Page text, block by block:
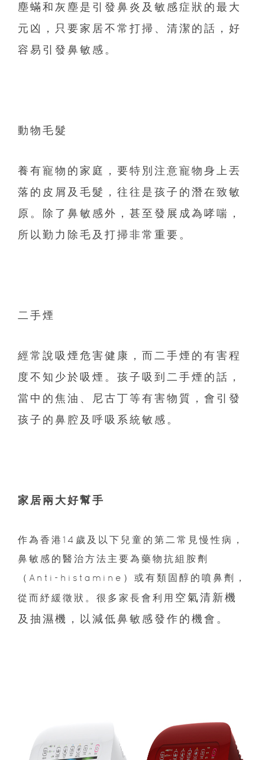
塵蟎和灰塵是引發鼻炎及敏感症狀的最大
元凶，只要家居不常打掃、 清潔的話，好
容易引發鼻敏感。
動物毛髮
養有寵物的家庭，要特別注意寵物身上丟
落的皮屑及毛髮， 往往是孩子的潛在致敏
原。除了鼻敏感外，甚至發展成為哮喘，
所以勤力除毛及打掃非常重要。
二手煙
經常說吸煙危害健康，而二手煙的有害程
度不知少於吸煙。 孩子吸到二手煙的話，
當中的焦油、尼古丁等有害物質， 會引發
孩子的鼻腔及呼吸系統敏感。
家居兩大好幫手
作為香港14歲及以下兒童的第二常見慢性病，
鼻敏感的醫治方法主要為藥物抗組胺劑
（Anti-histamine）或有類固醇的噴鼻劑，
從而紓緩徵狀。很多家長會利用 空氣清新機
及抽濕機，以減低鼻敏感發作的機會。